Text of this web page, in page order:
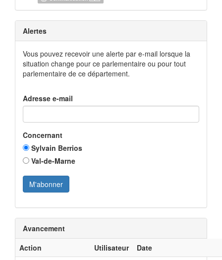
Alertes
Vous pouvez recevoir une alerte par e-mail lorsque la
situation change pour ce parlementaire ou pour tout
parlementaire de ce département.
Adresse e-mail
Concernant
Sylvain Berrios
Val-de-Marne
Avancement
Action
Utilisateur Date